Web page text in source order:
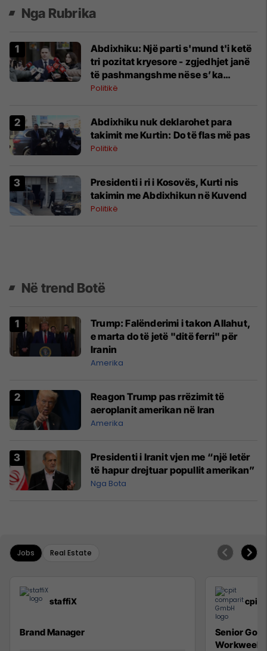
Nga Rubrika
Abdixhiku: Një parti s'mund t'i ketë
tri pozitat kryesore - zgjedhjet janë
të pashmangshme nëse s’ka
marrëveshje
Politikë
Abdixhiku nuk deklarohet para
takimit me Kurtin: Do të flas më pas
Politikë
Presidenti i ri i Kosovës, Kurti nis
takimin me Abdixhikun në Kuvend
Politikë
Në trend Botë
Trump: Falënderimi i takon Allahut,
e marta do të jetë "ditë ferri" për
Iranin
Amerika
Reagon Trump pas rrëzimit të
aeroplanit amerikan në Iran
Amerika
Presidenti i Iranit vjen me “një letër
të hapur drejtuar popullit amerikan”
Nga Bota
Jobs Real Estate
staffiX
Brand Manager
cpit
Senior Go
Workweek